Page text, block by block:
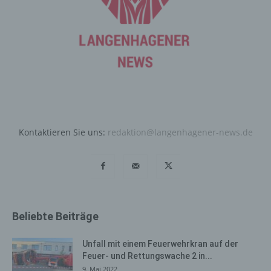
Kontaktieren Sie uns: redaktion@langenhagener-news.de
Beliebte Beiträge
Unfall mit einem Feuerwehrkran auf der
Feuer- und Rettungswache 2 in...
9. Mai 2022
des Cookies. Sie besteht aus einer Zeichenfolge, durch
welche Internetseiten und Server dem konkreten
Cookie gespeichert wurde. Dies ermöglicht es den
besuchten Internetseiten und Servern, den individuellen
Browser der betroffenen Person von anderen
die ohne die Cookie-Setzung nicht möglich wären.
Benutzers optimiert werden. Cookies ermöglichen uns,
wiederzuerkennen. Zweck dieser Wiedererkennung ist
es, den Nutzern die Verwendung unserer Internetseite
zu erleichtern. Der Benutzer einer Internetseite, die